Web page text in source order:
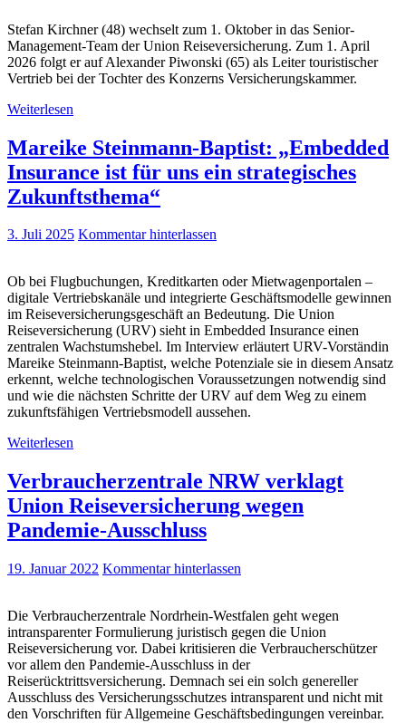
Stefan Kirchner (48) wechselt zum 1. Oktober in das Senior-
Management-Team der Union Reiseversicherung. Zum 1. April
2026 folgt er auf Alexander Piwonski (65) als Leiter touristischer
Vertrieb bei der Tochter des Konzerns Versicherungskammer.
Weiterlesen
Mareike Steinmann-Baptist: „Embedded
Insurance ist für uns ein strategisches
Zukunftsthema“
3. Juli 2025 Kommentar hinterlassen
Ob bei Flugbuchungen, Kreditkarten oder Mietwagenportalen –
digitale Vertriebskanäle und integrierte Geschäftsmodelle gewinnen
im Reiseversicherungsgeschäft an Bedeutung. Die Union
Reiseversicherung (URV) sieht in Embedded Insurance einen
zentralen Wachstumshebel. Im Interview erläutert URV-Vorständin
Mareike Steinmann-Baptist, welche Potenziale sie in diesem Ansatz
erkennt, welche technologischen Voraussetzungen notwendig sind
und wie die nächsten Schritte der URV auf dem Weg zu einem
zukunftsfähigen Vertriebsmodell aussehen.
Weiterlesen
Verbraucherzentrale NRW verklagt
Union Reiseversicherung wegen
Pandemie-Ausschluss
19. Januar 2022 Kommentar hinterlassen
Die Verbraucherzentrale Nordrhein-Westfalen geht wegen
intransparenter Formulierung juristisch gegen die Union
Reiseversicherung vor. Dabei kritisieren die Verbraucherschützer
vor allem den Pandemie-Ausschluss in der
Reiserücktrittsversicherung. Demnach sei ein solch genereller
Ausschluss des Versicherungsschutzes intransparent und nicht mit
den Vorschriften für Allgemeine Geschäftsbedingungen vereinbar.